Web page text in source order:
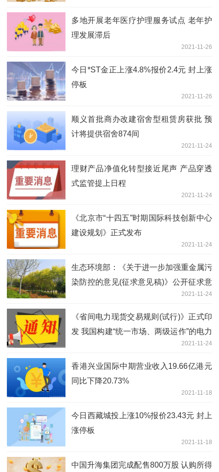
多地开展老年医疗护理服务试点 老年护
理发展滞后
2021-11-26
今日*ST金正上涨4.8%报价2.4元 封上涨
停板
2021-11-26
顺义首批商办改建宿舍型租赁房获批 预
计将提供宿舍874间
2021-11-24
理财产品净值化转型接近尾声 产品穿透
式监管提上日程
2021-11-24
《北京市“十四五”时期国际科技创新中心
建设规划》正式发布
2021-11-24
生态环境部：《关于进一步加强重金属污
染防控的意见(征求意见稿)》公开征求意
2021-11-24
《省间电力现货交易规则(试行)》正式印
发 我国构建“统一市场、两级运作”的电力
2021-11-24
香港兴业国际中期营业收入19.66亿港元
同比下降20.73%
2021-11-18
今日西藏城投上涨10%报价23.43元 封上
涨停板
2021-11-18
中国升海集团完成配售800万股 认购所得